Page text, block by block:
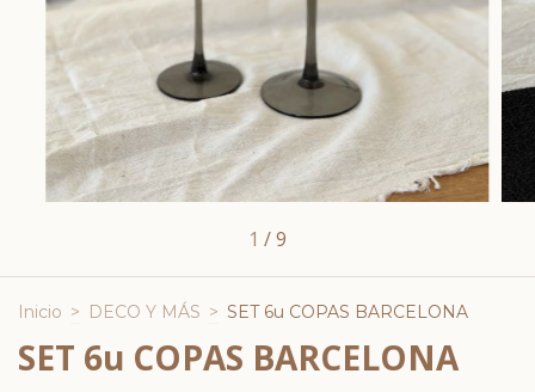
1 /9
Inicio > DECO Y MÁS > SET 6u COPAS BARCELONA
SET 6u COPAS BARCELONA